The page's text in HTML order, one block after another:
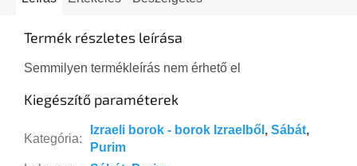
Termék részletes leírása
Semmilyen termékleírás nem érhető el
Kiegészítő paraméterek
Kategória:
Izraeli borok - borok Izraelből , Sábát,
Purim